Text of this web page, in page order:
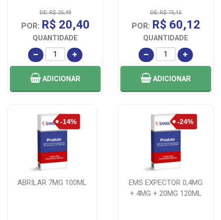
DE: R$ 25,49
POR: R$ 20,40
QUANTIDADE
ADICIONAR
DE: R$ 75,15
POR: R$ 60,12
QUANTIDADE
ADICIONAR
ABRILAR 7MG 100ML
EMS EXPECTOR 0,4MG
+ 4MG + 20MG 120ML